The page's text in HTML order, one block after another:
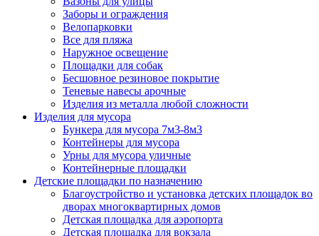
Заборы и ограждения
Велопарковки
Все для пляжа
Наружное освещение
Площадки для собак
Бесшовное резиновое покрытие
Теневые навесы арочные
Изделия из металла любой сложности
Изделия для мусора
Бункера для мусора 7м3-8м3
Контейнеры для мусора
Урны для мусора уличные
Контейнерные площадки
Детские площадки по назначению
Благоустройство и установка детских площадок во
дворах многоквартирных домов
Детская площадка для аэропорта
Детская площадка для вокзала